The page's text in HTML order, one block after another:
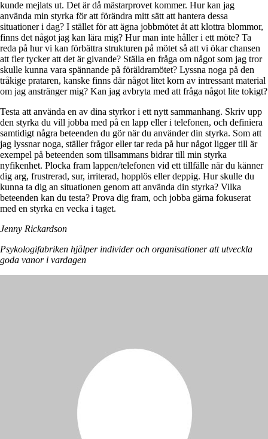
kunde mejlats ut. Det är då mästarprovet kommer. Hur kan jag
använda min styrka för att förändra mitt sätt att hantera dessa
situationer i dag? I stället för att ägna jobbmötet åt att klottra blommor,
finns det något jag kan lära mig? Hur man inte håller i ett möte? Ta
reda på hur vi kan förbättra strukturen på mötet så att vi ökar chansen
att fler tycker att det är givande? Ställa en fråga om något som jag tror
skulle kunna vara spännande på föräldramötet? Lyssna noga på den
tråkige prataren, kanske finns där något litet korn av intressant material
om jag anstränger mig? Kan jag avbryta med att fråga något lite tokigt?
Testa att använda en av dina styrkor i ett nytt sammanhang. Skriv upp
den styrka du vill jobba med på en lapp eller i telefonen, och definiera
samtidigt några beteenden du gör när du använder din styrka. Som att
jag lyssnar noga, ställer frågor eller tar reda på hur något ligger till är
exempel på beteenden som tillsammans bidrar till min styrka
nyfikenhet. Plocka fram lappen/telefonen vid ett tillfälle när du känner
dig arg, frustrerad, sur, irriterad, hopplös eller deppig. Hur skulle du
kunna ta dig an situationen genom att använda din styrka? Vilka
beteenden kan du testa? Prova dig fram, och jobba gärna fokuserat
med en styrka en vecka i taget.
Jenny Rickardson
Psykologifabriken hjälper individer och organisationer att utveckla
goda vanor i vardagen